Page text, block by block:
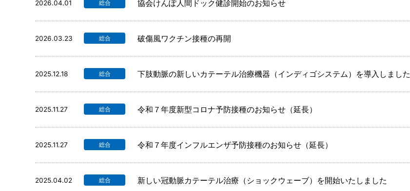
2026.04.01 総合 協会けんぽ人間ドック健診開始のお知らせ
2026.03.23 総合 破傷風ワクチン接種の再開
2025.12.18 総合 下肢動脈の新しいカテーテル治療機器（インディゴシステム）を導入しました
2025.11.27 総合 令和７年度新型コロナ予防接種のお知らせ（延長）
2025.11.27 総合 令和７年度インフルエンザ予防接種のお知らせ（延長）
2025.04.02 総合 新しい冠動脈カテーテル治療（ショックウェーブ）を開始いたしました